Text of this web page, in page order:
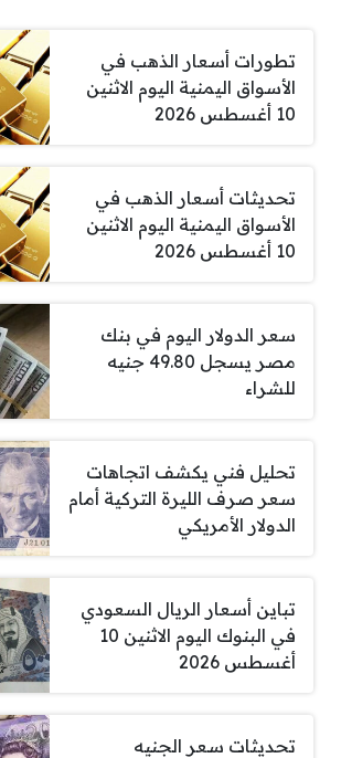
تطورات أسعار الذهب في
الأسواق اليمنية اليوم الاثنين
10 أغسطس 2026
تحديثات أسعار الذهب في
الأسواق اليمنية اليوم الاثنين
10 أغسطس 2026
سعر الدولار اليوم في بنك
مصر يسجل 49.80 جنيه
للشراء
تحليل فني يكشف اتجاهات
سعر صرف الليرة التركية أمام
الدولار الأمريكي
تباين أسعار الريال السعودي
في البنوك اليوم الاثنين 10
أغسطس 2026
تحديثات سعر الجنيه